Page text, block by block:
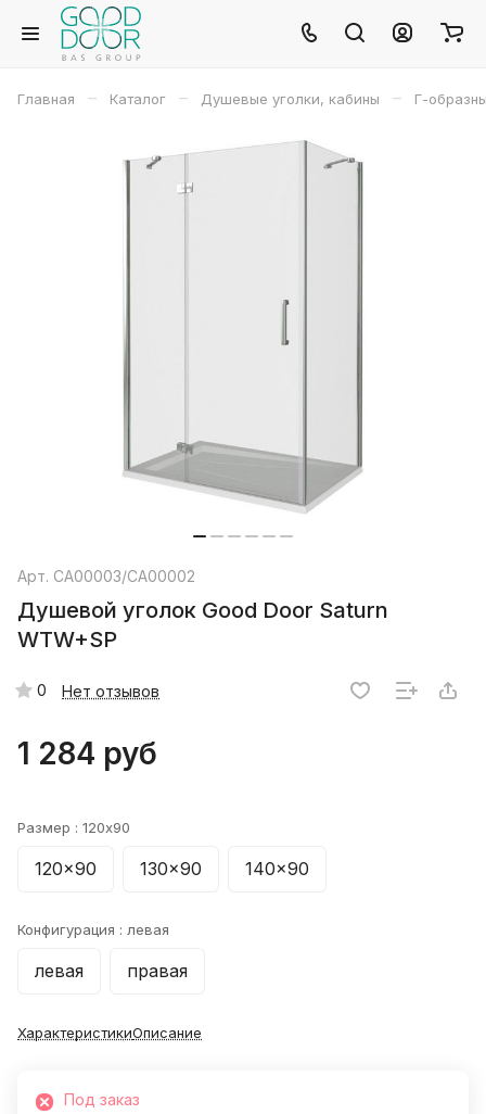
Главная – Каталог – Душевые уголки, кабины – Г-
Арт. СА00003/СА00002
Душевой уголок Good Door Saturn
WTW+SP
0 Нет отзывов
1 284 руб
Размер : 120x90
120x90 130x90 140x90
Конфигурация : левая
левая правая
ХарактеристикиОписание
Под заказ